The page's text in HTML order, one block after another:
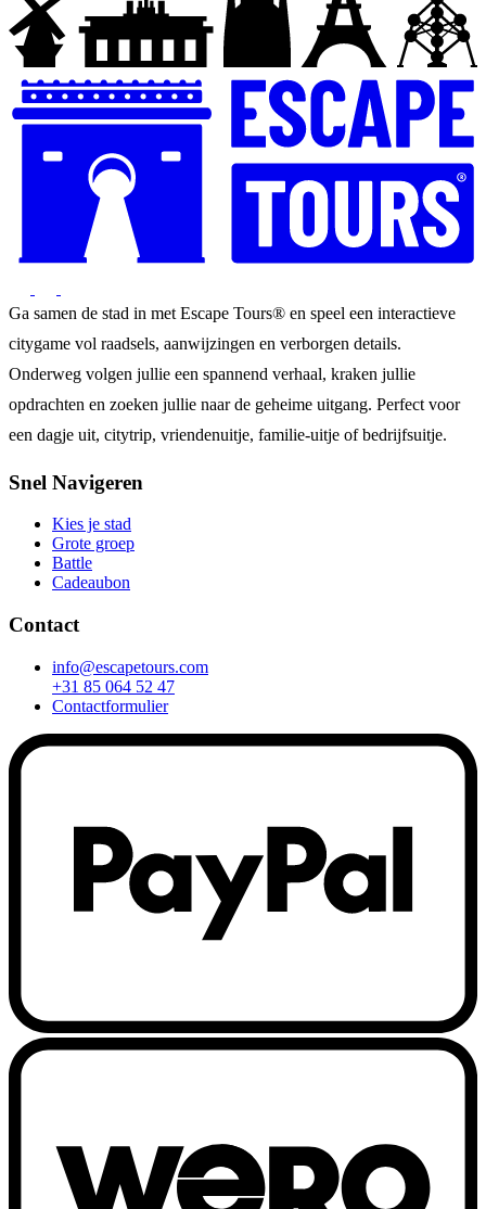
Ga samen de stad in met Escape Tours® en speel een interactieve
citygame vol raadsels, aanwijzingen en verborgen details.
Onderweg volgen jullie een spannend verhaal, kraken jullie
opdrachten en zoeken jullie naar de geheime uitgang. Perfect voor
een dagje uit, citytrip, vriendenuitje, familie-uitje of bedrijfsuitje.
Snel Navigeren
Kies je stad
Grote groep
Battle
Cadeaubon
Contact
info@escapetours.com
+31 85 064 52 47
Contactformulier